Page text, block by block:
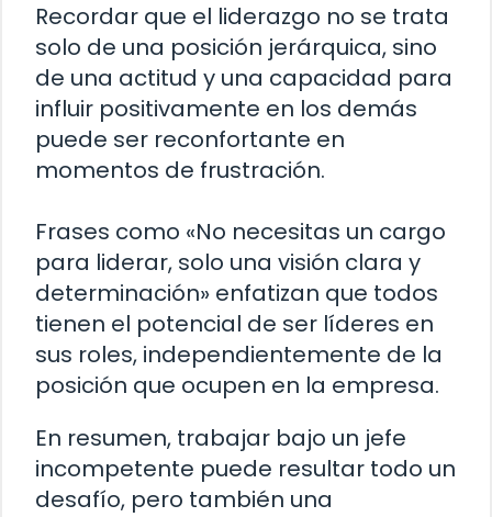
Recordar que el liderazgo no se trata
solo de una posición jerárquica, sino
de una actitud y una capacidad para
influir positivamente en los demás
puede ser reconfortante en
momentos de frustración.
Frases como «No necesitas un cargo
para liderar, solo una visión clara y
determinación» enfatizan que todos
tienen el potencial de ser líderes en
sus roles, independientemente de la
posición que ocupen en la empresa.
En resumen, trabajar bajo un jefe
incompetente puede resultar todo un
desafío, pero también una